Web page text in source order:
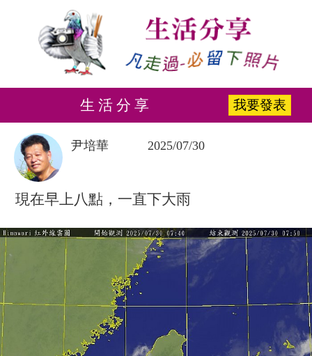
生 活 分 享 我要發表
尹培華 2025/07/30
現在早上八點，一直下大雨